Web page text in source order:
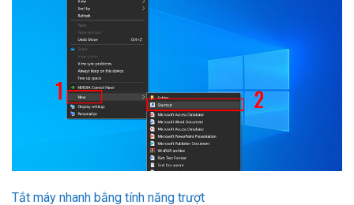
Tắt máy nhanh bằng tính năng trượt